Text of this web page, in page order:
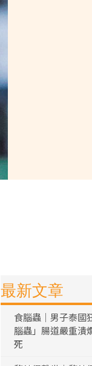
最新文章
食腦蟲｜男子泰國
腦蟲」腸道嚴重潰
死